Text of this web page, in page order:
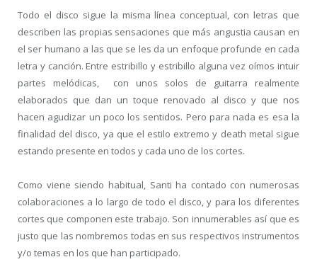
Todo el disco sigue la misma línea conceptual, con letras que
describen las propias sensaciones que más angustia causan en
el ser humano a las que se les da un enfoque profunde en cada
letra y canción. Entre estribillo y estribillo alguna vez oímos intuir
partes melódicas, con unos solos de guitarra realmente
elaborados que dan un toque renovado al disco y que nos
hacen agudizar un poco los sentidos. Pero para nada es esa la
finalidad del disco, ya que el estilo extremo y death metal sigue
estando presente en todos y cada uno de los cortes.
Como viene siendo habitual, Santi ha contado con numerosas
colaboraciones a lo largo de todo el disco, y para los diferentes
cortes que componen este trabajo. Son innumerables así que es
justo que las nombremos todas en sus respectivos instrumentos
y/o temas en los que han participado.